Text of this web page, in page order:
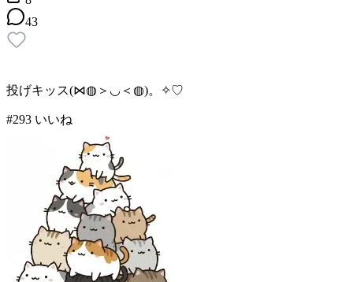
43
投げキッス(⋈◍＞◡＜◍)。✧♡
#293 いいね